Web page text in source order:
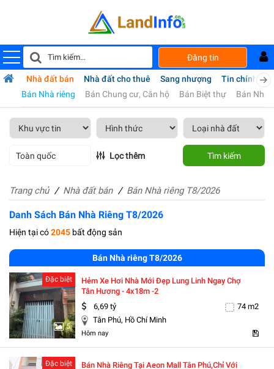
Đăng tin
Nhà đất bán Nhà đất cho thuê Sang nhượng
Tin chính chủ
Bán Nhà riêng
Bán Chung cư, Căn hộ Bán Biệt thự Bán Nhà
Toàn quốc Lọc thêm Tìm kiếm
Trang chủ Nhà đất bán Bán Nhà riêng T8/2026
Danh Sách Bán Nhà Riêng T8/2026
Hiện tại có2045 bất động sản
Bán Nhà riêng T8/2026
5
Đặc biệt
Hẻm Xe Hơi Nhà Mới Đẹp Lung Linh Ngay Chợ
Tân Hương - 4x18m -2
6,69 tỷ
74 m2
Tân Phú, Hồ Chí Minh
Hôm nay
Đặc biệt
Bán Nhà Riêng Tại Aeon Mall Tân Phú,chỉ Với